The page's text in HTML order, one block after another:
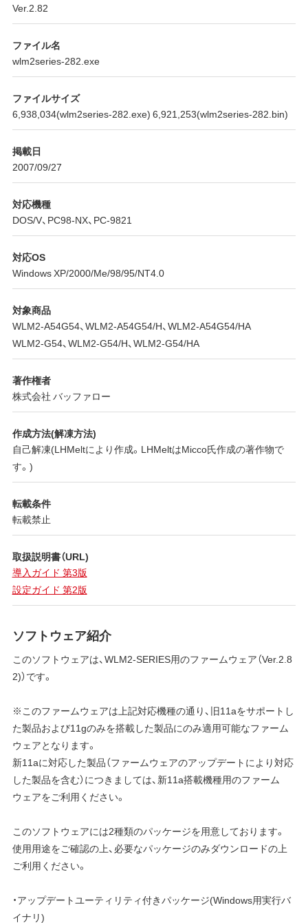
Ver.2.82
ファイル名
wlm2series-282.exe
ファイルサイズ
6,938,034(wlm2series-282.exe) 6,921,253(wlm2series-282.bin)
掲載日
2007/09/27
対応機種
DOS/V、PC98-NX、PC-9821
対応OS
Windows XP/2000/Me/98/95/NT4.0
対象商品
WLM2-A54G54、WLM2-A54G54/H、WLM2-A54G54/HA
WLM2-G54、WLM2-G54/H、WLM2-G54/HA
著作権者
株式会社 バッファロー
作成方法(解凍方法)
自己解凍(LHMeltにより作成。LHMeltはMicco氏作成の著作物で
す。)
転載条件
転載禁止
取扱説明書（URL)
導入ガイド 第3版
設定ガイド 第2版
ソフトウェア紹介
このソフトウェアは、WLM2-SERIES用のファームウェア（Ver.2.8
2)）です。
※このファームウェアは上記対応機種の通り、旧11aをサポートし
た製品および11gのみを搭載した製品にのみ適用可能なファーム
ウェアとなります。
新11aに対応した製品（ファームウェアのアップデートにより対応
した製品を含む）につきましては、新11a搭載機種用のファーム
ウェアをご利用ください。
このソフトウェアには2種類のパッケージを用意しております。
使用用途をご確認の上、必要なパッケージのみダウンロードの上
ご利用ください。
・アップデートユーティリティ付きパッケージ(Windows用実行バ
イナリ)